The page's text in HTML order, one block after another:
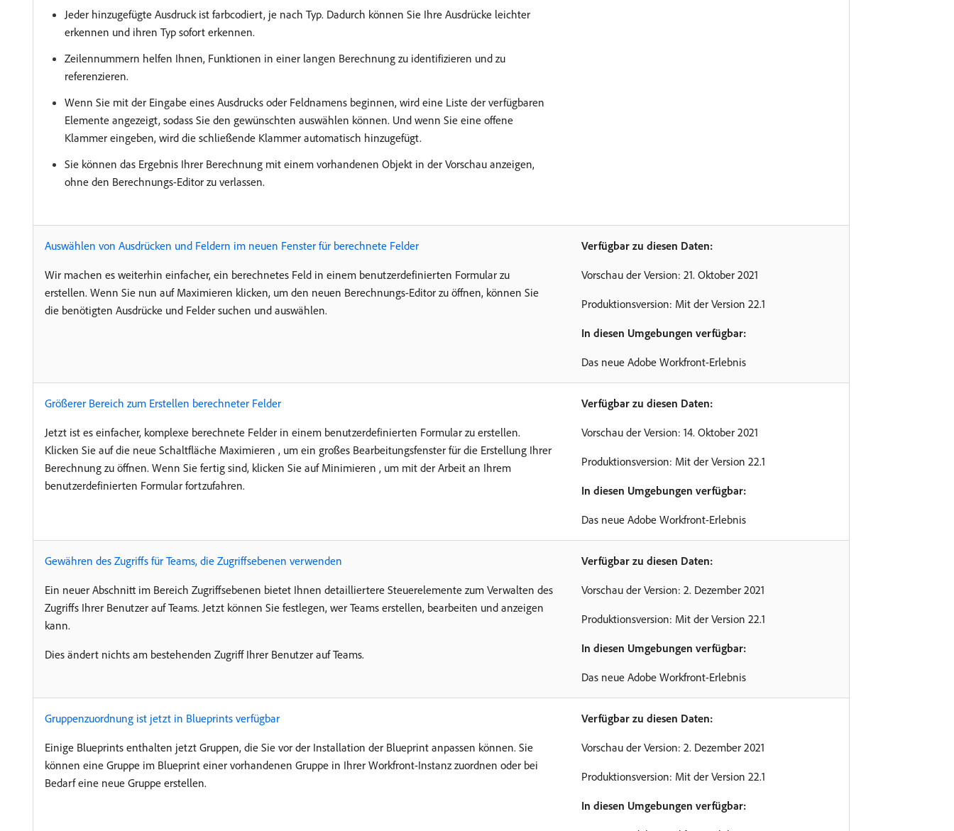
Jeder hinzugefügte Ausdruck ist farbcodiert, je nach Typ. Dadurch können Sie Ihre Ausdrücke leichter
erkennen und ihren Typ sofort erkennen.
Zeilennummern helfen Ihnen, Funktionen in einer langen Berechnung zu identifizieren und zu
referenzieren.
Wenn Sie mit der Eingabe eines Ausdrucks oder Feldnamens beginnen, wird eine Liste der verfügbaren
Elemente angezeigt, sodass Sie den gewünschten auswählen können. Und wenn Sie eine offene
Klammer eingeben, wird die schließende Klammer automatisch hinzugefügt.
Sie können das Ergebnis Ihrer Berechnung mit einem vorhandenen Objekt in der Vorschau anzeigen,
ohne den Berechnungs-Editor zu verlassen.
Auswählen von Ausdrücken und Feldern im neuen Fenster für berechnete Felder
Wir machen es weiterhin einfacher, ein berechnetes Feld in einem benutzerdefinierten Formular zu
erstellen. Wenn Sie nun auf Maximieren klicken, um den neuen Berechnungs-Editor zu öffnen, können Sie
die benötigten Ausdrücke und Felder suchen und auswählen.
Verfügbar zu diesen Daten:
Vorschau der Version: 21. Oktober 2021
Produktionsversion: Mit der Version 22.1
In diesen Umgebungen verfügbar:
Das neue Adobe Workfront-Erlebnis
Größerer Bereich zum Erstellen berechneter Felder
Jetzt ist es einfacher, komplexe berechnete Felder in einem benutzerdefinierten Formular zu erstellen.
Klicken Sie auf die neue Schaltfläche Maximieren , um ein großes Bearbeitungsfenster für die Erstellung Ihrer
Berechnung zu öffnen. Wenn Sie fertig sind, klicken Sie auf Minimieren , um mit der Arbeit an Ihrem
benutzerdefinierten Formular fortzufahren.
Verfügbar zu diesen Daten:
Vorschau der Version: 14. Oktober 2021
Produktionsversion: Mit der Version 22.1
In diesen Umgebungen verfügbar:
Das neue Adobe Workfront-Erlebnis
Gewähren des Zugriffs für Teams, die Zugriffsebenen verwenden
Ein neuer Abschnitt im Bereich Zugriffsebenen bietet Ihnen detailliertere Steuerelemente zum Verwalten des
Zugriffs Ihrer Benutzer auf Teams. Jetzt können Sie festlegen, wer Teams erstellen, bearbeiten und anzeigen
kann.
Dies ändert nichts am bestehenden Zugriff Ihrer Benutzer auf Teams.
Verfügbar zu diesen Daten:
Vorschau der Version: 2. Dezember 2021
Produktionsversion: Mit der Version 22.1
In diesen Umgebungen verfügbar:
Das neue Adobe Workfront-Erlebnis
Gruppenzuordnung ist jetzt in Blueprints verfügbar
Einige Blueprints enthalten jetzt Gruppen, die Sie vor der Installation der Blueprint anpassen können. Sie
können eine Gruppe im Blueprint einer vorhandenen Gruppe in Ihrer Workfront-Instanz zuordnen oder bei
Bedarf eine neue Gruppe erstellen.
Verfügbar zu diesen Daten:
Vorschau der Version: 2. Dezember 2021
Produktionsversion: Mit der Version 22.1
In diesen Umgebungen verfügbar: